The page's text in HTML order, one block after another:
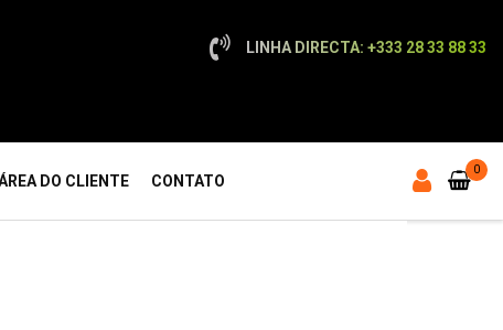
LINHA DIRECTA: +333 28 33 88 33
DO CLIENTE CONTATO
0